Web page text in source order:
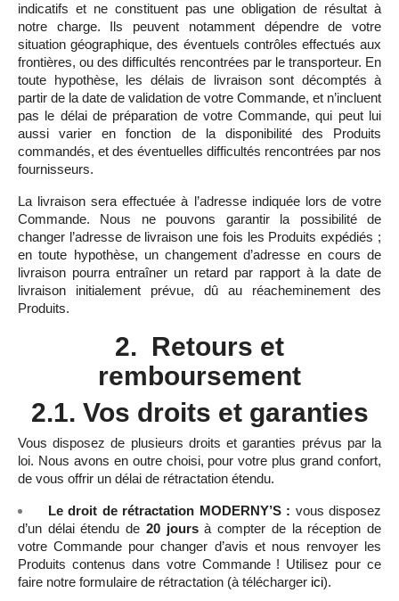
indicatifs et ne constituent pas une obligation de résultat à
notre charge. Ils peuvent notamment dépendre de votre
situation géographique, des éventuels contrôles effectués aux
frontières, ou des difficultés rencontrées par le transporteur. En
toute hypothèse, les délais de livraison sont décomptés à
partir de la date de validation de votre Commande, et n’incluent
pas le délai de préparation de votre Commande, qui peut lui
aussi varier en fonction de la disponibilité des Produits
commandés, et des éventuelles difficultés rencontrées par nos
fournisseurs.
La livraison sera effectuée à l’adresse indiquée lors de votre
Commande. Nous ne pouvons garantir la possibilité de
changer l’adresse de livraison une fois les Produits expédiés ;
en toute hypothèse, un changement d’adresse en cours de
livraison pourra entraîner un retard par rapport à la date de
livraison initialement prévue, dû au réacheminement des
Produits.
2. Retours et
remboursement
2.1. Vos droits et garanties
Vous disposez de plusieurs droits et garanties prévus par la
loi. Nous avons en outre choisi, pour votre plus grand confort,
de vous offrir un délai de rétractation étendu.
Le droit de rétractation MODERNY’S : vous disposez
d’un délai étendu de 20 joursà compter de la réception de
votre Commande pour changer d’avis et nous renvoyer les
Produits contenus dans votre Commande ! Utilisez pour ce
faire notre formulaire de rétractation (à télécharger ici).